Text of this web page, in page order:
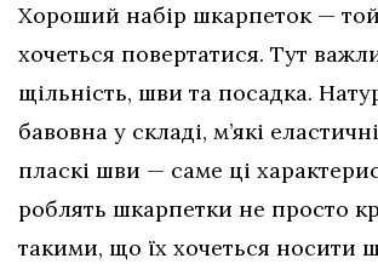
Хороший набір шкарпеток —
хочеться повертатися. Тут
щільність, шви та посадка.
бавовна у складі, м’які
пласкі шви — саме ці
роблять шкарпетки не просто
такими, що їх хочеться носити